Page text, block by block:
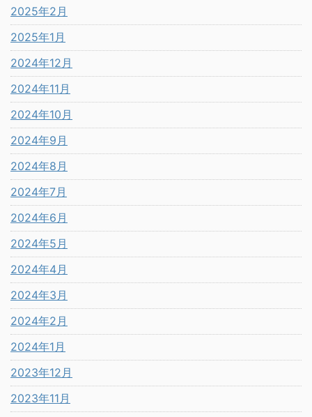
2025年2月
2025年1月
2024年12月
2024年11月
2024年10月
2024年9月
2024年8月
2024年7月
2024年6月
2024年5月
2024年4月
2024年3月
2024年2月
2024年1月
2023年12月
2023年11月